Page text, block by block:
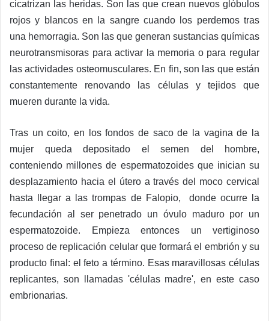
cicatrizan las heridas. Son las que crean nuevos glóbulos
rojos y blancos en la sangre cuando los perdemos tras
una hemorragia. Son las que generan sustancias químicas
neurotransmisoras para activar la memoria o para regular
las actividades osteomusculares. En fin, son las que están
constantemente renovando las células y tejidos que
mueren durante la vida.
Tras un coito, en los fondos de saco de la vagina de la
mujer queda depositado el semen del hombre,
conteniendo millones de espermatozoides que inician su
desplazamiento hacia el útero a través del moco cervical
hasta llegar a las trompas de Falopio, donde ocurre la
fecundación al ser penetrado un óvulo maduro por un
espermatozoide. Empieza entonces un vertiginoso
proceso de replicación celular que formará el embrión y su
producto final: el feto a término. Esas maravillosas células
replicantes, son llamadas 'células madre', en este caso
embrionarias.